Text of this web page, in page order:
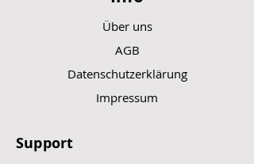
Über uns
AGB
Datenschutzerklärung
Impressum
Support